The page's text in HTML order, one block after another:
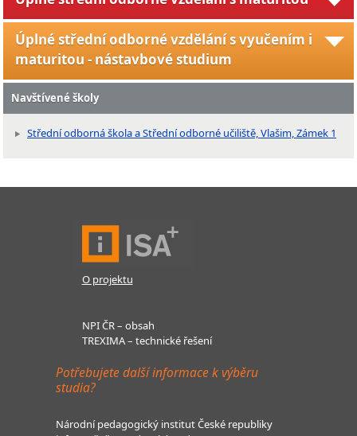
Úplné střední odborné vzdělání s vyučením i
maturitou - nástavbové studium
Navštívené školy
Střední odborná škola a Střední odborné učiliště, Vlašim, Zámek 1
O projektu
NPI ČR – obsah
TREXIMA – technické řešení
Potřebujete další informace k výběru
studia?
Národní pedagogický institut České republiky